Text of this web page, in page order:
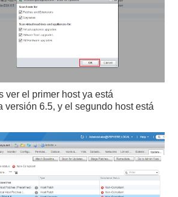
ver el primer host ya está
versión 6.5, y el segundo host está